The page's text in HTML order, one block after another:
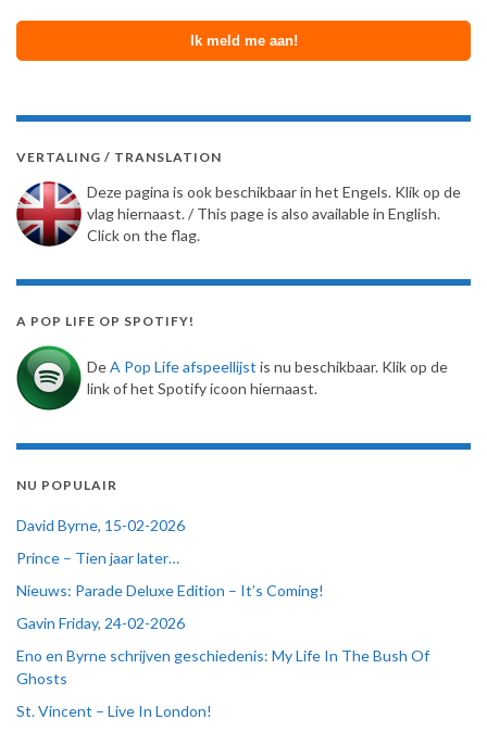
VERTALING / TRANSLATION
Deze pagina is ook beschikbaar in het Engels. Klik op de
vlag hiernaast. / This page is also available in English.
Click on the flag.
A POP LIFE OP SPOTIFY!
DeA Pop Life afspeellijst is nu beschikbaar. Klik op de
link of het Spotify icoon hiernaast.
NU POPULAIR
David Byrne, 15-02-2026
Prince – Tien jaar later…
Nieuws: Parade Deluxe Edition – It’s Coming!
Gavin Friday, 24-02-2026
Eno en Byrne schrijven geschiedenis: My Life In The Bush Of
Ghosts
St. Vincent – Live In London!